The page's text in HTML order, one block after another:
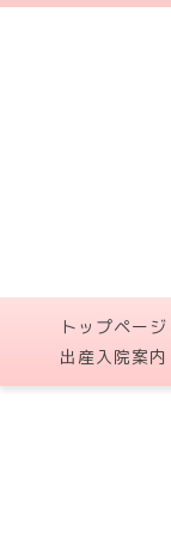
トップページ
出産入院案内